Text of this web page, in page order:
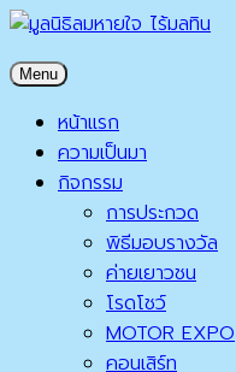
Skip
content
มูลนิธิลมหายใจ ไร้มลทิน
มูลนิธิลมหายใจ ไร้มลทิน
Menu
หน้าแรก
ความเป็นมา
กิจกรรม
การประกวด
พิธีมอบรางวัล
ค่ายเยาวชน
โรดโชว์
MOTOR EXPO
คอนเสิร์ท